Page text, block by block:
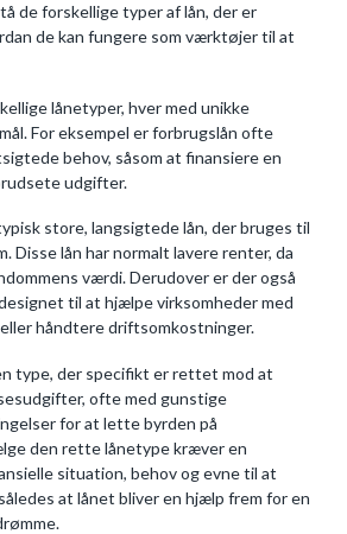
de forskellige typer af lån, der er
de kan fungere som værktøjer til at
lånetyper, hver med unikke
For eksempel er forbrugslån ofte
behov, såsom at finansiere en
udgifter.
store, langsigtede lån, der bruges til
Disse lån har normalt lavere renter, da
værdi. Derudover er der også
til at hjælpe virksomheder med
håndtere driftsomkostninger.
type, der specifikt er rettet mod at
ofte med gunstige
for at lette byrden på
den rette lånetype kræver en
situation, behov og evne til at
at lånet bliver en hjælp frem for en